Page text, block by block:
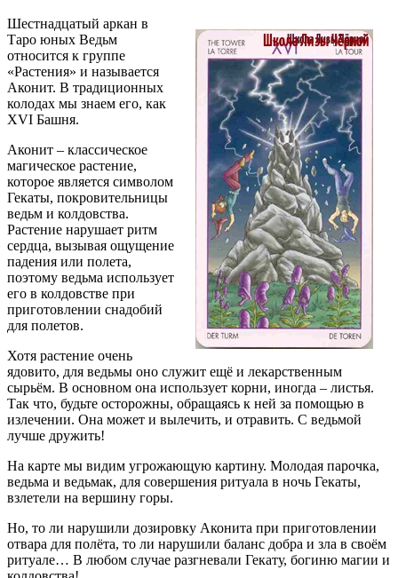
Шестнадцатый аркан в
Таро юных Ведьм
относится к группе
«Растения» и называется
Аконит. В традиционных
колодах мы знаем его, как
XVI Башня.
Аконит – классическое
магическое растение,
которое является символом
Гекаты, покровительницы
ведьм и колдовства.
Растение нарушает ритм
сердца, вызывая ощущение
падения или полета,
поэтому ведьма использует
его в колдовстве при
приготовлении снадобий
для полетов.
Хотя растение очень
ядовито, для ведьмы оно служит ещё и лекарственным
сырьём. В основном она использует корни, иногда – листья.
Так что, будьте осторожны, обращаясь к ней за помощью в
излечении. Она может и вылечить, и отравить. С ведьмой
лучше дружить!
На карте мы видим угрожающую картину. Молодая парочка,
ведьма и ведьмак, для совершения ритуала в ночь Гекаты,
взлетели на вершину горы.
Но, то ли нарушили дозировку Аконита при приготовлении
отвара для полёта, то ли нарушили баланс добра и зла в своём
ритуале… В любом случае разгневали Гекату, богиню магии и